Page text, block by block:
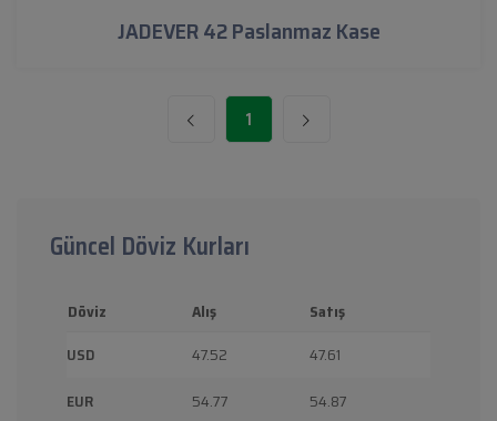
Güncel Döviz Kurları
Döviz Alış
Satış
USD
47.52
47.61
EUR
54.77
54.87
JADEVER 42 Paslanmaz Kase
1